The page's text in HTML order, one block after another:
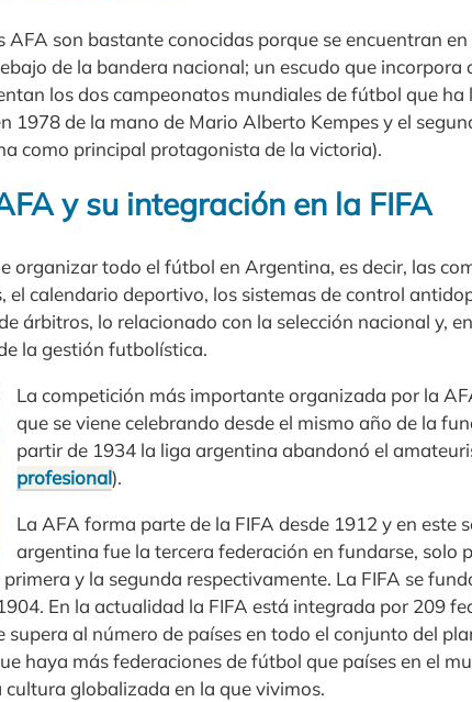
AFA son bastante conocidas porque se encuentran en
de la bandera nacional; un escudo que incorpora
los dos campeonatos mundiales de fútbol que ha
1978 de la mano de Mario Alberto Kempes y el
como principal protagonista de la victoria).
y su integración en la FIFA
organizar todo el fútbol en Argentina, es decir, las
el calendario deportivo, los sistemas de control
árbitros, lo relacionado con la selección nacional y,
la gestión futbolística.
La competición más importante organizada por la
que se viene celebrando desde el mismo año de la
partir de 1934 la liga argentina abandonó el
profesional).
La AFA forma parte de la FIFA desde 1912 y en este
argentina fue la tercera federación en fundarse, solo
y la segunda respectivamente. La FIFA se
En la actualidad la FIFA está integrada por 209
al número de países en todo el conjunto del
haya más federaciones de fútbol que países en el
cultura globalizada en la que vivimos.